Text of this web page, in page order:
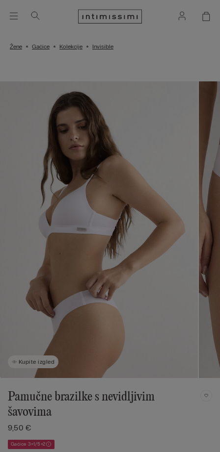
Žene Gaćice Kolekcije Invisible
Kupite izgled
Pamučne brazilke s nevidljivim
šavovima
9,50 €
Gaćice 3+1/5+2